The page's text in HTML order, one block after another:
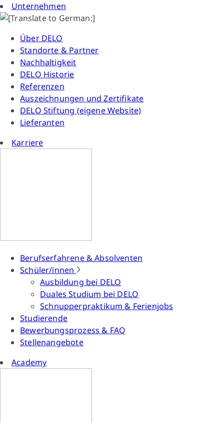
Unternehmen
Über DELO
Standorte & Partner
Nachhaltigkeit
DELO Historie
Referenzen
Auszeichnungen und Zertifikate
DELO Stiftung (eigene Website)
Lieferanten
Karriere
Berufserfahrene & Absolventen
Schüler/innen
Ausbildung bei DELO
Duales Studium bei DELO
Schnupperpraktikum & Ferienjobs
Studierende
Bewerbungsprozess & FAQ
Stellenangebote
Academy